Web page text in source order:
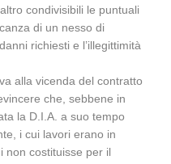
condivisibili le puntuali
di un nesso di
richiesti e l’illegittimità
alla vicenda del contratto
che, sebbene in
la D.I.A. a suo tempo
i cui lavori erano in
non costituisse per il